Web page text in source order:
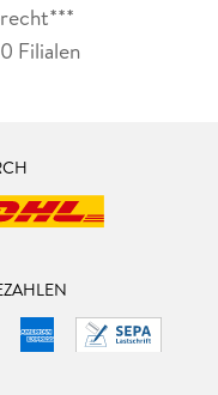
Filialen